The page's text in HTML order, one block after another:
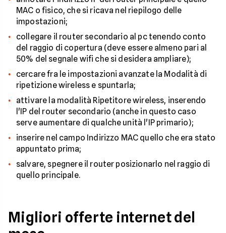
MAC o fisico, che si ricava nel riepilogo delle
impostazioni;
collegare il router secondario al pc tenendo conto
del raggio di copertura (deve essere almeno pari al
50% del segnale wifi che si desidera ampliare);
cercare fra le impostazioni avanzate la Modalità di
ripetizione wireless e spuntarla;
attivare la modalità Ripetitore wireless, inserendo
l'IP del router secondario (anche in questo caso
serve aumentare di qualche unità l'IP primario);
inserire nel campo Indirizzo MAC quello che era stato
appuntato prima;
salvare, spegnere il router posizionarlo nel raggio di
quello principale.
Migliori offerte internet del